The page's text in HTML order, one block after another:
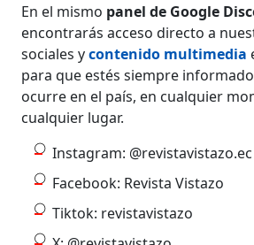
En el mismo panel de Google
encontrarás acceso directo a
sociales ycontenido multimedia
para que estés siempre
ocurre en el país, en cualquier
cualquier lugar.
Instagram: @revistavistazo.ec
Facebook: Revista Vistazo
Tiktok: revistavistazo